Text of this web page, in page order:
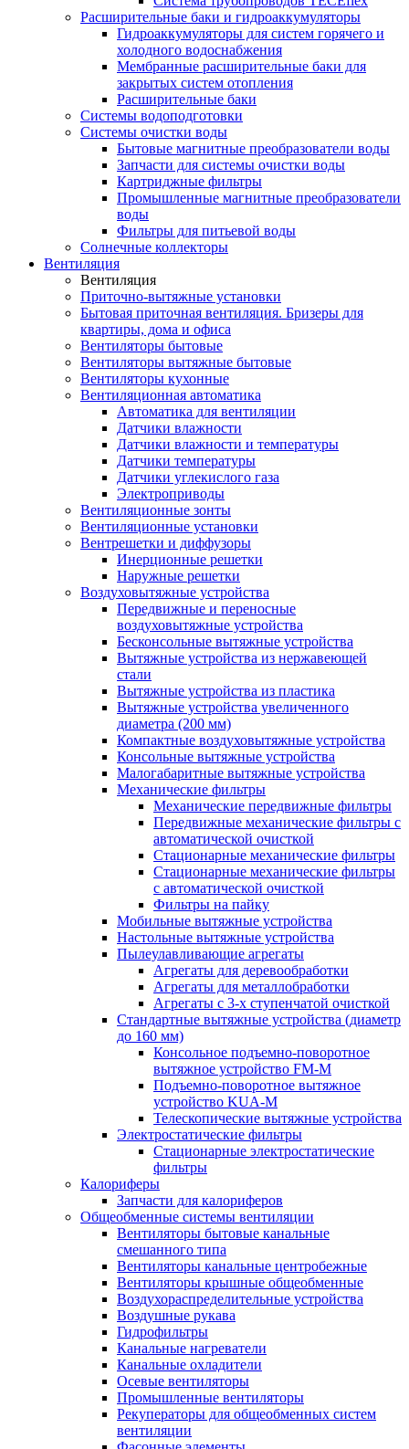
Расширительные баки и гидроаккумуляторы
Гидроаккумуляторы для систем горячего и
холодного водоснабжения
Мембранные расширительные баки для
закрытых систем отопления
Расширительные баки
Системы водоподготовки
Системы очистки воды
Бытовые магнитные преобразователи воды
Запчасти для системы очистки воды
Картриджные фильтры
Промышленные магнитные преобразователи
воды
Фильтры для питьевой воды
Солнечные коллекторы
Вентиляция
Вентиляция
Приточно-вытяжные установки
Бытовая приточная вентиляция. Бризеры для
квартиры, дома и офиса
Вентиляторы бытовые
Вентиляторы вытяжные бытовые
Вентиляторы кухонные
Вентиляционная автоматика
Автоматика для вентиляции
Датчики влажности
Датчики влажности и температуры
Датчики температуры
Датчики углекислого газа
Электроприводы
Вентиляционные зонты
Вентиляционные установки
Вентрешетки и диффузоры
Инерционные решетки
Наружные решетки
Воздуховытяжные устройства
Передвижные и переносные
воздуховытяжные устройства
Бесконсольные вытяжные устройства
Вытяжные устройства из нержавеющей
стали
Вытяжные устройства из пластика
Вытяжные устройства увеличенного
диаметра (200 мм)
Компактные воздуховытяжные устройства
Консольные вытяжные устройства
Малогабаритные вытяжные устройства
Механические фильтры
Механические передвижные фильтры
Передвижные механические фильтры с
автоматической очисткой
Стационарные механические фильтры
Стационарные механические фильтры
с автоматической очисткой
Фильтры на пайку
Мобильные вытяжные устройства
Настольные вытяжные устройства
Пылеулавливающие агрегаты
Агрегаты для деревообработки
Агрегаты для металлобработки
Агрегаты с 3-х ступенчатой очисткой
Стандартные вытяжные устройства (диаметр
до 160 мм)
Консольное подъемно-поворотное
вытяжное устройство FM-M
Подъемно-поворотное вытяжное
устройство KUA-M
Телескопические вытяжные устройства
Электростатические фильтры
Стационарные электростатические
фильтры
Калориферы
Запчасти для калориферов
Общеобменные системы вентиляции
Вентиляторы бытовые канальные
смешанного типа
Вентиляторы канальные центробежные
Вентиляторы крышные общеобменные
Воздухораспределительные устройства
Воздушные рукава
Гидрофильтры
Канальные нагреватели
Канальные охладители
Осевые вентиляторы
Промышленные вентиляторы
Рекуператоры для общеобменных систем
вентиляции